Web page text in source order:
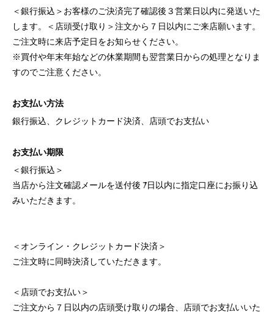
＜銀行振込＞お客様のご決済完了確認後３営業日以内に発送いた
します。＜店頭受け取り＞注文から７日以内にご来店願います。
ご注文時に来店予定日をお知らせください。
※買付や年末年始などの休業期間も翌営業日からの処理となりま
すのでご注意ください。
お支払い方法
銀行振込、クレジットカード決済、店頭でお支払い
お支払い期限
＜銀行振込＞
当店から注文確認メールを送付後 7日以内に指定口座にお振り込
みいただきます。
＜オンライン・クレジットカード決済＞
ご注文時に同時決済していただきます。
＜店頭でお支払い＞
ご注文から７日以内の店頭受け取りの場合、店頭でお支払いいた